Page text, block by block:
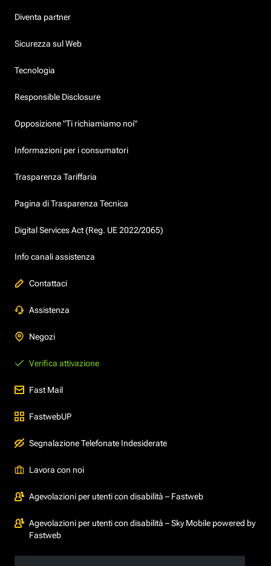
Diventa partner
Sicurezza sul Web
Tecnologia
Responsible Disclosure
Opposizione "Ti richiamiamo noi"
Informazioni per i consumatori
Trasparenza Tariffaria
Pagina di Trasparenza Tecnica
Digital Services Act (Reg. UE 2022/2065)
Info canali assistenza
Contattaci
Assistenza
Negozi
Verifica attivazione
Fast Mail
FastwebUP
Segnalazione Telefonate Indesiderate
Lavora con noi
Agevolazioni per utenti con disabilità – Fastweb
Agevolazioni per utenti con disabilità – Sky Mobile powered by
Fastweb